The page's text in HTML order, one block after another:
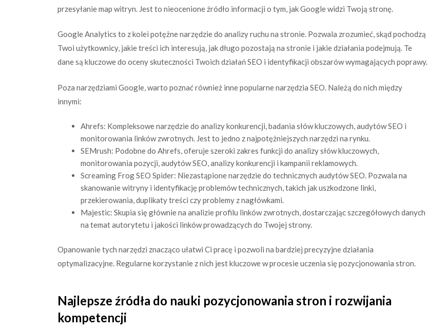
przesyłanie map witryn. Jest to nieocenione źródło informacji o tym, jak Google widzi Twoją stronę.
Google Analytics to z kolei potężne narzędzie do analizy ruchu na stronie. Pozwala zrozumieć, skąd pochodzą
Twoi użytkownicy, jakie treści ich interesują, jak długo pozostają na stronie i jakie działania podejmują. Te
dane są kluczowe do oceny skuteczności Twoich działań SEO i identyfikacji obszarów wymagających poprawy.
Poza narzędziami Google, warto poznać również inne popularne narzędzia SEO. Należą do nich między
innymi:
Ahrefs: Kompleksowe narzędzie do analizy konkurencji, badania słów kluczowych, audytów SEO i
monitorowania linków zwrotnych. Jest to jedno z najpotężniejszych narzędzi na rynku.
SEMrush: Podobne do Ahrefs, oferuje szeroki zakres funkcji do analizy słów kluczowych,
monitorowania pozycji, audytów SEO, analizy konkurencji i kampanii reklamowych.
Screaming Frog SEO Spider: Niezastąpione narzędzie do technicznych audytów SEO. Pozwala na
skanowanie witryny i identyfikację problemów technicznych, takich jak uszkodzone linki,
przekierowania, duplikaty treści czy problemy z nagłówkami.
Majestic: Skupia się głównie na analizie profilu linków zwrotnych, dostarczając szczegółowych danych
na temat autorytetu i jakości linków prowadzących do Twojej strony.
Opanowanie tych narzędzi znacząco ułatwi Ci pracę i pozwoli na bardziej precyzyjne działania
optymalizacyjne. Regularne korzystanie z nich jest kluczowe w procesie uczenia się pozycjonowania stron.
Najlepsze źródła do nauki pozycjonowania stron i rozwijania
kompetencji